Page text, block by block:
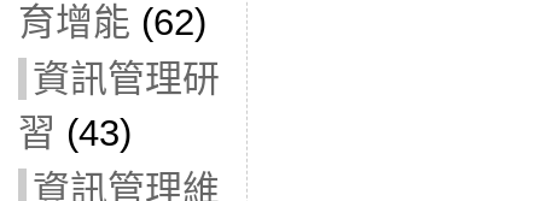
育增能 (62)
資訊管理研
習 (43)
資訊管理維